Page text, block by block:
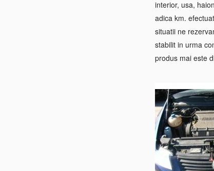
interior, usa,
adica km.
situatii ne
stabilit in urma
produs mai este